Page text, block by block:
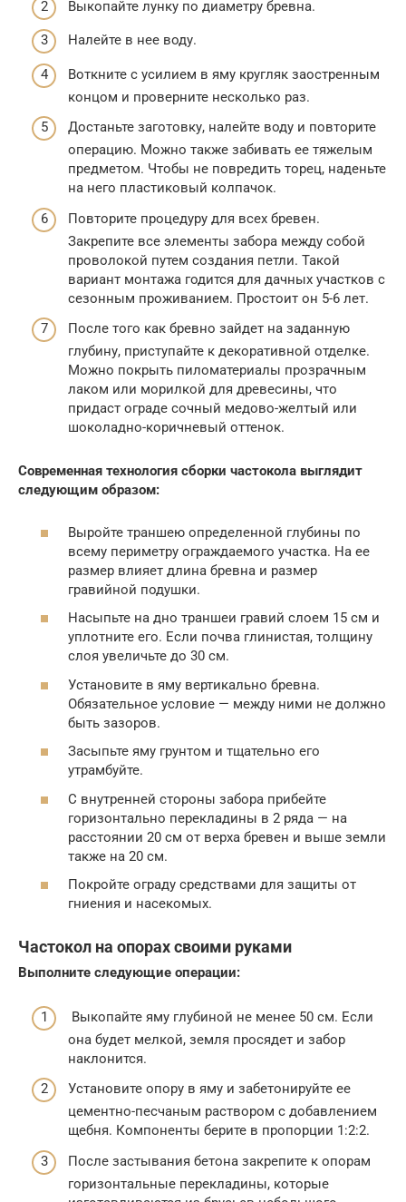
Выкопайте лунку по диаметру бревна.
Налейте в нее воду.
Воткните с усилием в яму кругляк заостренным
концом и проверните несколько раз.
Достаньте заготовку, налейте воду и повторите
операцию. Можно также забивать ее тяжелым
предметом. Чтобы не повредить торец, наденьте
на него пластиковый колпачок.
Повторите процедуру для всех бревен.
Закрепите все элементы забора между собой
проволокой путем создания петли. Такой
вариант монтажа годится для дачных участков с
сезонным проживанием. Простоит он 5-6 лет.
После того как бревно зайдет на заданную
глубину, приступайте к декоративной отделке.
Можно покрыть пиломатериалы прозрачным
лаком или морилкой для древесины, что
придаст ограде сочный медово-желтый или
шоколадно-коричневый оттенок.
Современная технология сборки частокола выглядит
следующим образом:
Выройте траншею определенной глубины по
всему периметру ограждаемого участка. На ее
размер влияет длина бревна и размер
гравийной подушки.
Насыпьте на дно траншеи гравий слоем 15 см и
уплотните его. Если почва глинистая, толщину
слоя увеличьте до 30 см.
Установите в яму вертикально бревна.
Обязательное условие — между ними не должно
быть зазоров.
Засыпьте яму грунтом и тщательно его
утрамбуйте.
С внутренней стороны забора прибейте
горизонтально перекладины в 2 ряда — на
расстоянии 20 см от верха бревен и выше земли
также на 20 см.
Покройте ограду средствами для защиты от
гниения и насекомых.
Частокол на опорах своими руками
Выполните следующие операции:
Выкопайте яму глубиной не менее 50 см. Если
она будет мелкой, земля просядет и забор
наклонится.
Установите опору в яму и забетонируйте ее
цементно-песчаным раствором с добавлением
щебня. Компоненты берите в пропорции 1:2:2.
После застывания бетона закрепите к опорам
горизонтальные перекладины, которые